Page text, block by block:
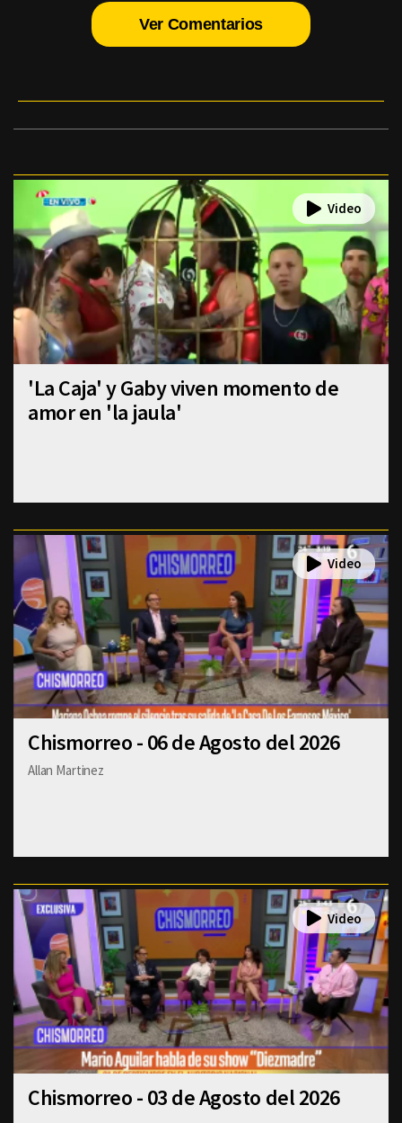
Ver Comentarios
'La Caja' y Gaby viven momento de
amor en 'la jaula'
Chismorreo - 06 de Agosto del 2026
Allan Martinez
Chismorreo - 03 de Agosto del 2026